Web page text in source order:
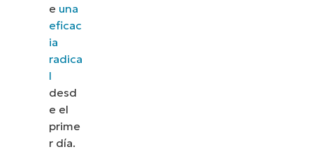
e una
eficac
ia
radica
l
desd
e el
prime
r día.